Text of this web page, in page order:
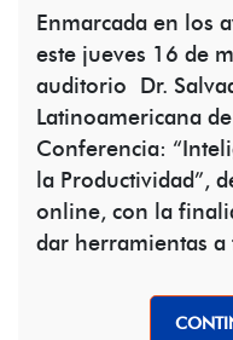
Enmarcada en los
este jueves 16 de
auditorio Dr.
Latinoamericana
Conferencia:
la Productividad”,
online, con la
dar herramientas